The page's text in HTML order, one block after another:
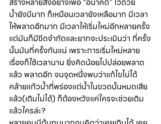
น้ำยังมีมาก ก็เหมือนเวลายังเหลือมาก มีเวลา
ให้พลาดอีกมาก มีเวลาให้เริ่มใหม่อีกหลายครั้ง
แต่มันก็มีขีดจำกัดและยากจะประเมินว่า กี่ครั้ง
นั้นมันกี่ครั้งกันแน่ เพราะการเริ่มใหม่หลาย
เรื่องก็ใช้เวลานาน ยิ่งคิดน้อยไปปล่อยพลาด
แล้ว พลาดอีก จนจุดหนึ่งพบว่าแก้ไขไม่ได้
คล้ายแก้วน้ำที่พร่องแต่น้ำในขวดนั้นหมดเสีย
แล้ว(เติมไม่ได้) ก็ต้องหวังแค่ใครจะช่วยเติม
แล้วใครล่ะ?